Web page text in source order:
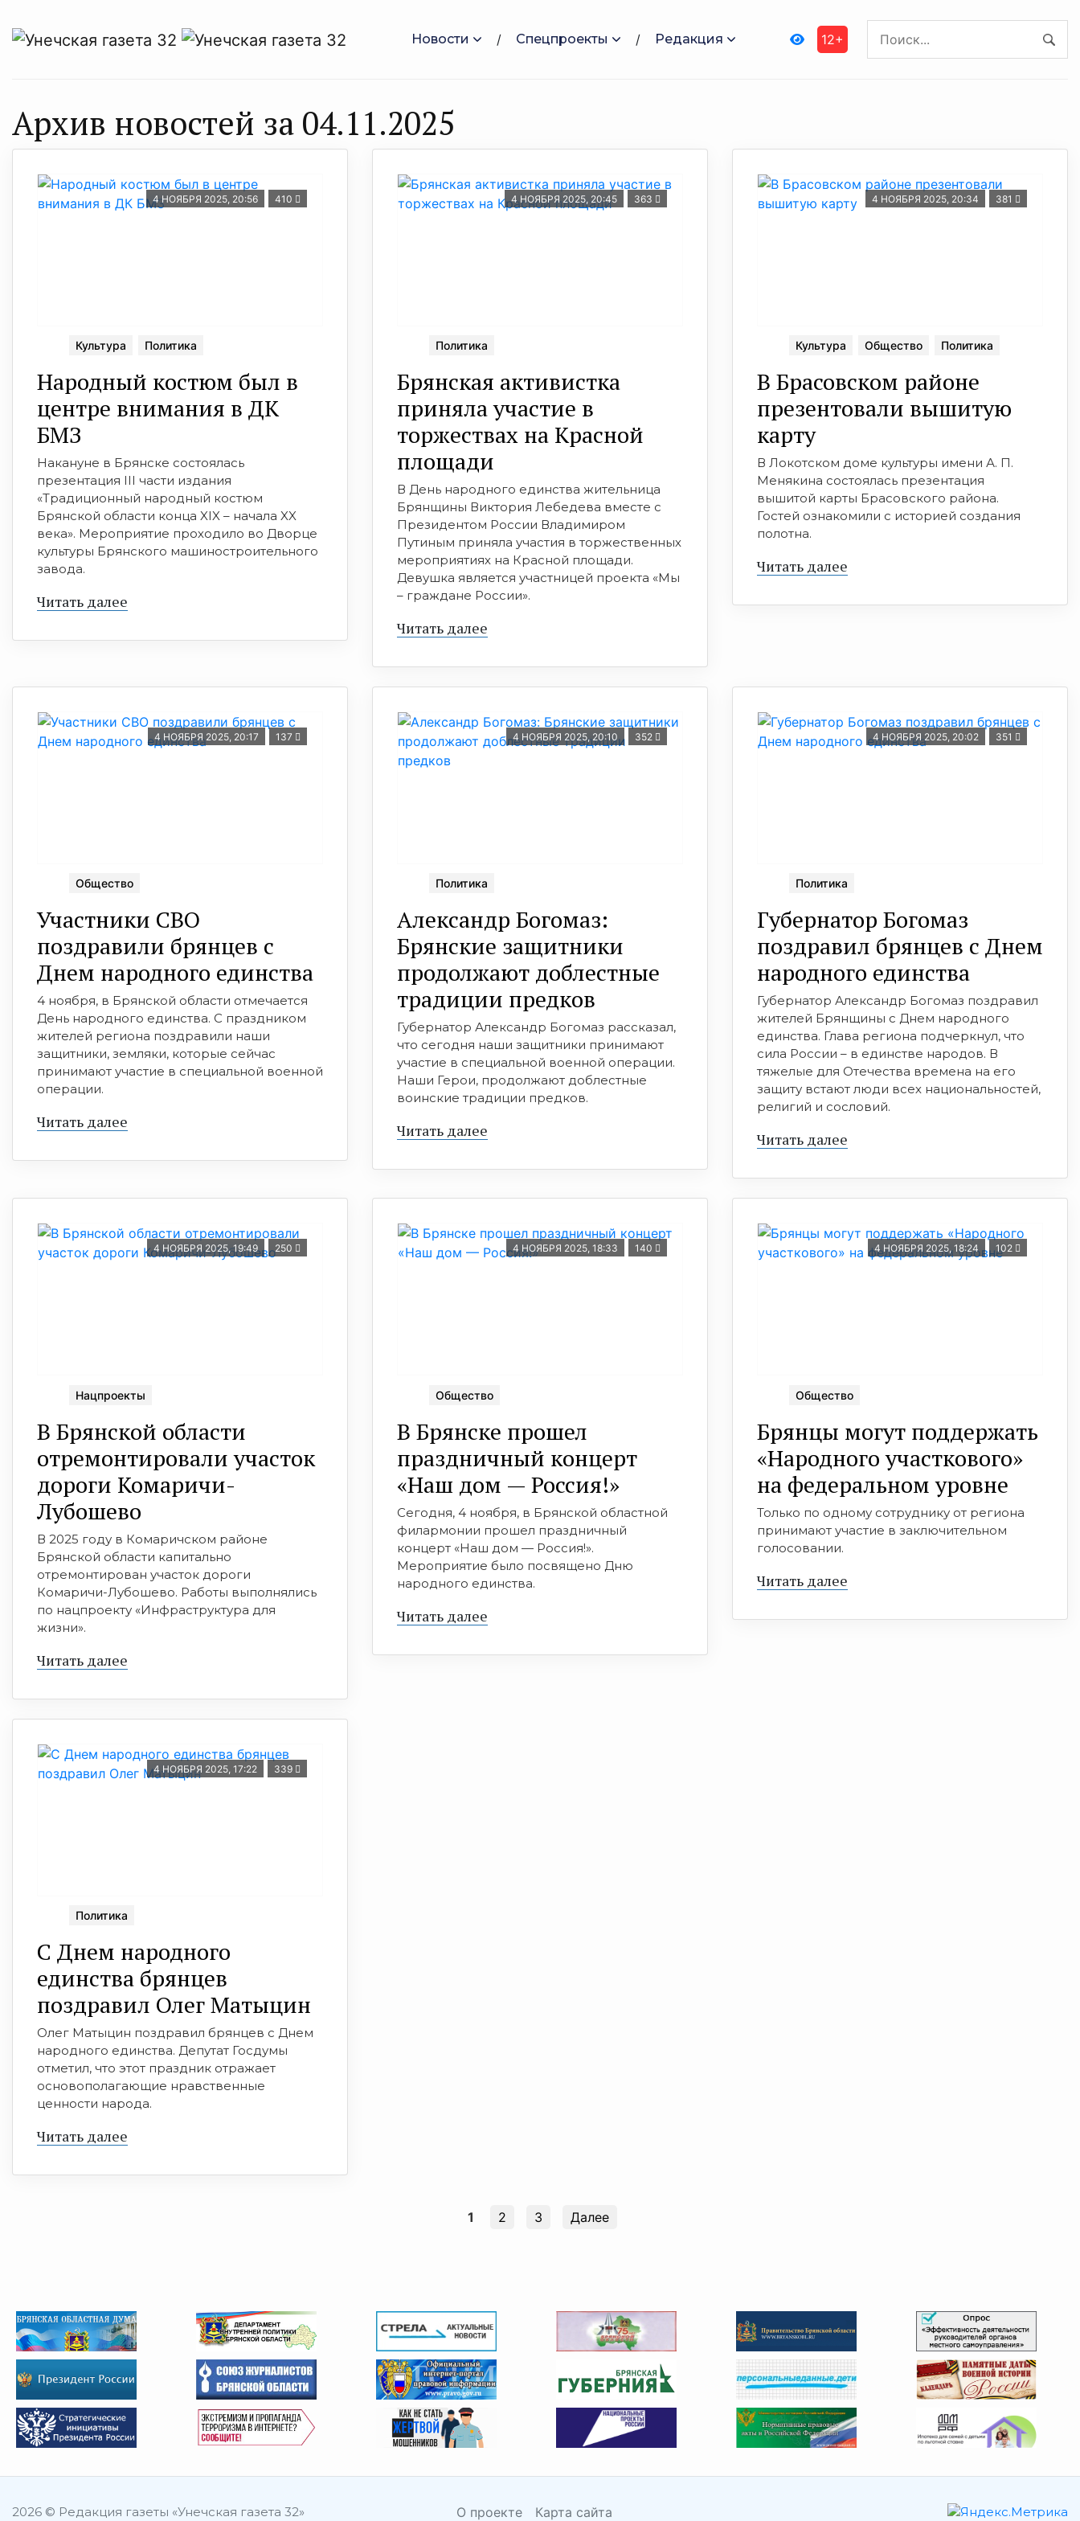
Новости Спецпроекты Редакция 12+
Архив новостей за 04.11.2025
4 НОЯБРЯ 2025, 20:56 410
Культура Политика
Народный костюм был в
центре внимания в ДК
БМЗ
Накануне в Брянске состоялась
презентация III части издания
«Традиционный народный костюм
Брянской области конца XIX – начала XX
века». Мероприятие проходило во Дворце
культуры Брянского машиностроительного
завода.
Читать далее
4 НОЯБРЯ 2025, 20:45 363
Политика
Брянская активистка
приняла участие в
торжествах на Красной
площади
В День народного единства жительница
Брянщины Виктория Лебедева вместе с
Президентом России Владимиром
Путиным приняла участия в торжественных
мероприятиях на Красной площади.
Девушка является участницей проекта «Мы
– граждане России».
Читать далее
4 НОЯБРЯ 2025, 20:34 381
Культура Общество Политика
В Брасовском районе
презентовали вышитую
карту
В Локотском доме культуры имени А. П.
Менякина состоялась презентация
вышитой карты Брасовского района.
Гостей ознакомили с историей создания
полотна.
Читать далее
4 НОЯБРЯ 2025, 20:17 137
Общество
Участники СВО
поздравили брянцев с
Днем народного единства
4 ноября, в Брянской области отмечается
День народного единства. С праздником
жителей региона поздравили наши
защитники, земляки, которые сейчас
принимают участие в специальной военной
операции.
Читать далее
4 НОЯБРЯ 2025, 20:10 352
Политика
Александр Богомаз:
Брянские защитники
продолжают доблестные
традиции предков
Губернатор Александр Богомаз рассказал,
что сегодня наши защитники принимают
участие в специальной военной операции.
Наши Герои, продолжают доблестные
воинские традиции предков.
Читать далее
4 НОЯБРЯ 2025, 20:02 351
Политика
Губернатор Богомаз
поздравил брянцев с Днем
народного единства
Губернатор Александр Богомаз поздравил
жителей Брянщины с Днем народного
единства. Глава региона подчеркнул, что
сила России – в единстве народов. В
тяжелые для Отечества времена на его
защиту встают люди всех национальностей,
религий и сословий.
Читать далее
4 НОЯБРЯ 2025, 19:49 250
Нацпроекты
В Брянской области
отремонтировали участок
дороги Комаричи-
Лубошево
В 2025 году в Комаричском районе
Брянской области капитально
отремонтирован участок дороги
Комаричи-Лубошево. Работы выполнялись
по нацпроекту «Инфраструктура для
жизни».
Читать далее
4 НОЯБРЯ 2025, 18:33 140
Общество
В Брянске прошел
праздничный концерт
«Наш дом — Россия!»
Сегодня, 4 ноября, в Брянской областной
филармонии прошел праздничный
концерт «Наш дом — Россия!».
Мероприятие было посвящено Дню
народного единства.
Читать далее
4 НОЯБРЯ 2025, 18:24 102
Общество
Брянцы могут поддержать
«Народного участкового»
на федеральном уровне
Только по одному сотруднику от региона
принимают участие в заключительном
голосовании.
Читать далее
4 НОЯБРЯ 2025, 17:22 339
Политика
С Днем народного
единства брянцев
поздравил Олег Матыцин
Олег Матыцин поздравил брянцев с Днем
народного единства. Депутат Госдумы
отметил, что этот праздник отражает
основополагающие нравственные
ценности народа.
Читать далее
1 2 3 Далее
2026 © Редакция газеты «Унечская газета 32» О проекте Карта сайта